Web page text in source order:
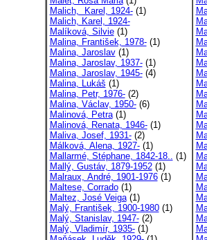
Malich, Karel, 1924-(1)
Malich, Karel, 1924-
Malíková, Silvie(1)
Malina, František, 1978-(1)
Malina, Jaroslav(1)
Malina, Jaroslav, 1937-(1)
Malina, Jaroslav, 1945-(4)
Malina, Lukáš (1)
Malina, Petr, 1976-(2)
Malina, Václav, 1950-(6)
Malinová, Petra(1)
Malinová, Renata, 1946-(1)
Maliva, Josef, 1931-(2)
Málková, Alena, 1927-(1)
Mallarmé, Stéphane, 1842-18.. (1)
Mallý, Gustáv, 1879-1952(1)
Malraux, André, 1901-1976(1)
Maltese, Corrado(1)
Maltez, José Veiga(1)
Malý, František, 1900-1980(1)
Malý, Stanislav, 1947-(2)
Malý, Vladimír, 1935-(1)